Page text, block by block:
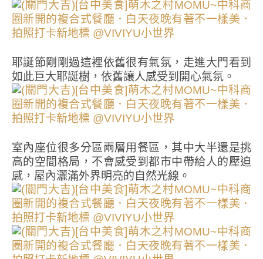
耶誕節剛剛過這裡依舊很有氣氛，走進大門看到
如此巨大耶誕樹，依舊讓人感受到開心氣氛。
室內座位很多分區兩層用餐區，其中大半還是挑
高的空間格局，不會感受到都市中帶給人的壓迫
感，屋內灑滿外界明亮的自然光線。